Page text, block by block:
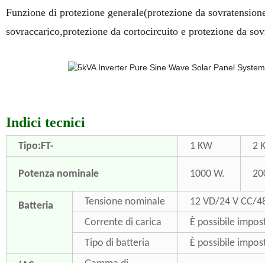
Funzione di protezione generale(protezione da
sovraccarico,protezione da cortocircuito e protezione da
Indici tecnici
Tipo:FT- 1 KW 2
Potenza nominale 1000 W.
Batteria Tensione nominale
12 VD/24 V CC/
Corrente di carica
È possibile
Tipo di batteria
È possibile